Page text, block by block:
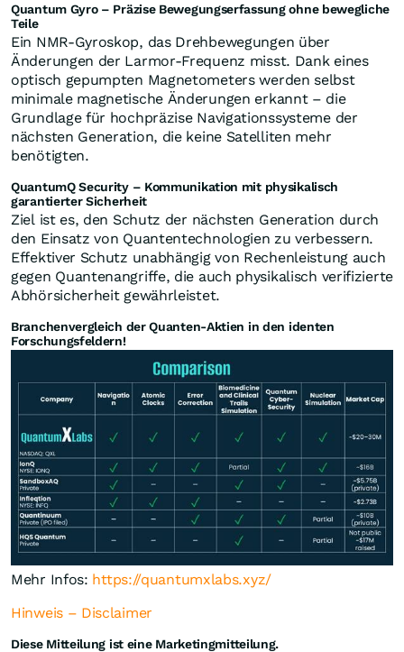
Quantum Gyro – Präzise Bewegungserfassung ohne bewegliche
Teile
Ein NMR-Gyroskop, das Drehbewegungen über
Änderungen der Larmor-Frequenz misst. Dank eines
optisch gepumpten Magnetometers werden selbst
minimale magnetische Änderungen erkannt – die
Grundlage für hochpräzise Navigationssysteme der
nächsten Generation, die keine Satelliten mehr
benötigten.
QuantumQ Security – Kommunikation mit physikalisch
garantierter Sicherheit
Ziel ist es, den Schutz der nächsten Generation durch
den Einsatz von Quantentechnologien zu verbessern.
Effektiver Schutz unabhängig von Rechenleistung auch
gegen Quantenangriffe, die auch physikalisch verifizierte
Abhörsicherheit gewährleistet.
Branchenvergleich der Quanten-Aktien in den identen
Forschungsfeldern!
Mehr Infos: https://quantumxlabs.xyz/
Hinweis – Disclaimer
Diese Mitteilung ist eine Marketingmitteilung.